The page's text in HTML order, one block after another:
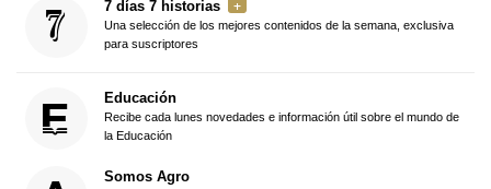
7 días 7 historias
Una selección de los mejores contenidos de la semana, exclusiva
para suscriptores
Educación
Recibe cada lunes novedades e información útil sobre el mundo de
la Educación
Somos Agro